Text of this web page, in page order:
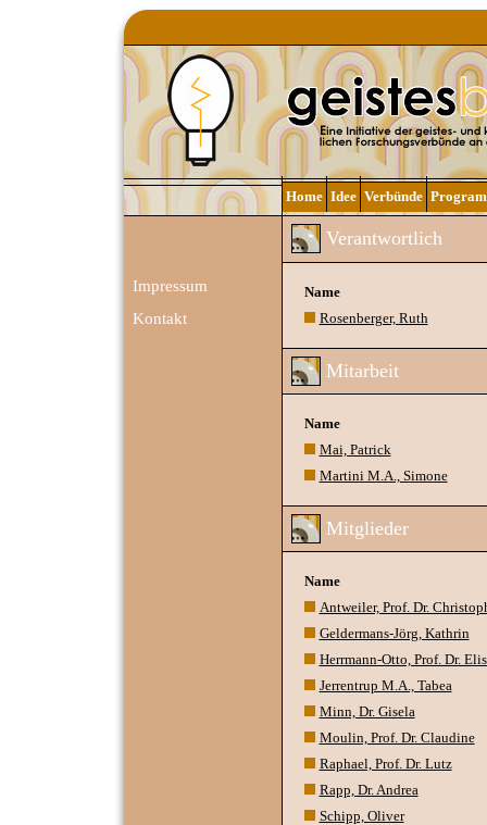
Home Idee Verbünde
Impressum
Kontakt
Verantwortlich
Name
Rosenberger, Ruth
Mitarbeit
Name
Mai, Patrick
Martini M.A., Simone
Mitglieder
Name
Antweiler, Prof. Dr.
Geldermans-Jörg, Kathrin
Herrmann-Otto, Prof. Dr.
Jerrentrup M.A., Tabea
Minn, Dr. Gisela
Moulin, Prof. Dr. Claudine
Raphael, Prof. Dr. Lutz
Rapp, Dr. Andrea
Schipp, Oliver